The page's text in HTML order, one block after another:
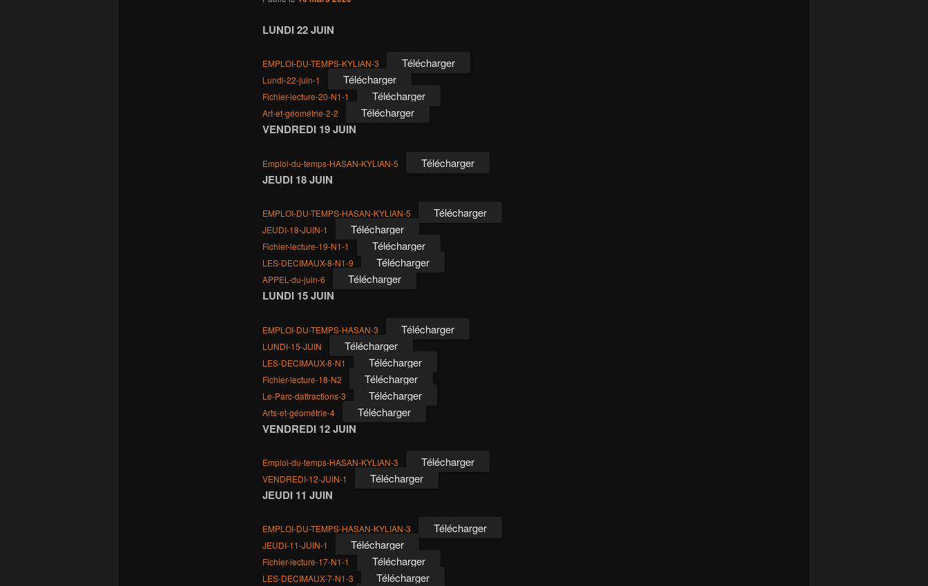
LUNDI 22 JUIN
EMPLOI-DU-TEMPS-KYLIAN-3 Télécharger
Lundi-22-juin-1 Télécharger
Fichier-lecture-20-N1-1 Télécharger
Art-et-géométrie-2-2 Télécharger
VENDREDI 19 JUIN
Emploi-du-temps-HASAN-KYLIAN-5 Télécharger
JEUDI 18 JUIN
EMPLOI-DU-TEMPS-HASAN-KYLIAN-5 Télécharger
JEUDI-18-JUIN-1 Télécharger
Fichier-lecture-19-N1-1 Télécharger
LES-DECIMAUX-8-N1-9 Télécharger
APPEL-du-juin-6 Télécharger
LUNDI 15 JUIN
EMPLOI-DU-TEMPS-HASAN-3 Télécharger
LUNDI-15-JUIN Télécharger
LES-DECIMAUX-8-N1 Télécharger
Fichier-lecture-18-N2 Télécharger
Le-Parc-dattractions-3 Télécharger
Arts-et-géométrie-4 Télécharger
VENDREDI 12 JUIN
Emploi-du-temps-HASAN-KYLIAN-3 Télécharger
VENDREDI-12-JUIN-1 Télécharger
JEUDI 11 JUIN
EMPLOI-DU-TEMPS-HASAN-KYLIAN-3 Télécharger
JEUDI-11-JUIN-1 Télécharger
Fichier-lecture-17-N1-1 Télécharger
LES-DECIMAUX-7-N1-3 Télécharger